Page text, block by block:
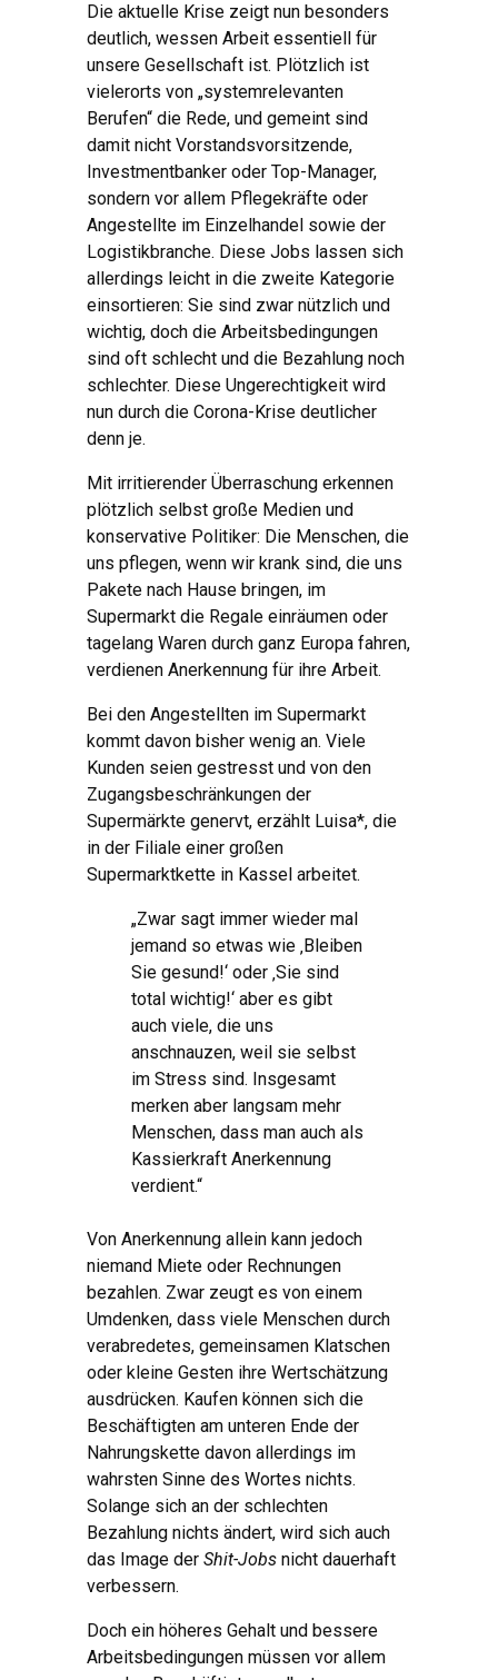
Die aktuelle Krise zeigt nun besonders
deutlich, wessen Arbeit essentiell für
unsere Gesellschaft ist. Plötzlich ist
vielerorts von „systemrelevanten
Berufen“ die Rede, und gemeint sind
damit nicht Vorstandsvorsitzende,
Investmentbanker oder Top-Manager,
sondern vor allem Pflegekräfte oder
Angestellte im Einzelhandel sowie der
Logistikbranche. Diese Jobs lassen sich
allerdings leicht in die zweite Kategorie
einsortieren: Sie sind zwar nützlich und
wichtig, doch die Arbeitsbedingungen
sind oft schlecht und die Bezahlung noch
schlechter. Diese Ungerechtigkeit wird
nun durch die Corona-Krise deutlicher
denn je.
Mit irritierender Überraschung erkennen
plötzlich selbst große Medien und
konservative Politiker: Die Menschen, die
uns pflegen, wenn wir krank sind, die uns
Pakete nach Hause bringen, im
Supermarkt die Regale einräumen oder
tagelang Waren durch ganz Europa fahren,
verdienen Anerkennung für ihre Arbeit.
Bei den Angestellten im Supermarkt
kommt davon bisher wenig an. Viele
Kunden seien gestresst und von den
Zugangsbeschränkungen der
Supermärkte genervt, erzählt Luisa*, die
in der Filiale einer großen
Supermarktkette in Kassel arbeitet.
„Zwar sagt immer wieder mal
jemand so etwas wie ‚Bleiben
Sie gesund!‘ oder ‚Sie sind
total wichtig!‘ aber es gibt
auch viele, die uns
anschnauzen, weil sie selbst
im Stress sind. Insgesamt
merken aber langsam mehr
Menschen, dass man auch als
Kassierkraft Anerkennung
verdient.“
Von Anerkennung allein kann jedoch
niemand Miete oder Rechnungen
bezahlen. Zwar zeugt es von einem
Umdenken, dass viele Menschen durch
verabredetes, gemeinsamen Klatschen
oder kleine Gesten ihre Wertschätzung
ausdrücken. Kaufen können sich die
Beschäftigten am unteren Ende der
Nahrungskette davon allerdings im
wahrsten Sinne des Wortes nichts.
Solange sich an der schlechten
Bezahlung nichts ändert, wird sich auch
das Image der Shit-Jobs nicht dauerhaft
verbessern.
Doch ein höheres Gehalt und bessere
Arbeitsbedingungen müssen vor allem